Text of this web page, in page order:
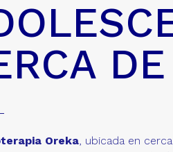
Oreka, ubicada en